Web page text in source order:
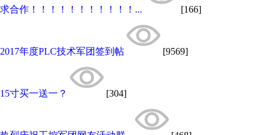
求合作！！！！！！！！！！！... [166]
2017年度PLC技术军团签到帖 [9569]
15寸买一送一？ [304]